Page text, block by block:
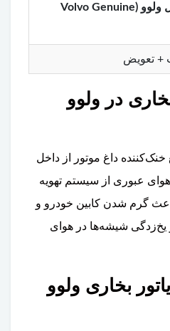
قطعه اورجینال ولوو (Volvo Genuine
+ تعویض
در ولوو
خنک‌کننده داغ موتور از داخل
عبوری از سیستم تهویه
گرم شدن کابین خودرو و
یخ‌زدگی شیشه‌ها در هوای
بخاری ولوو